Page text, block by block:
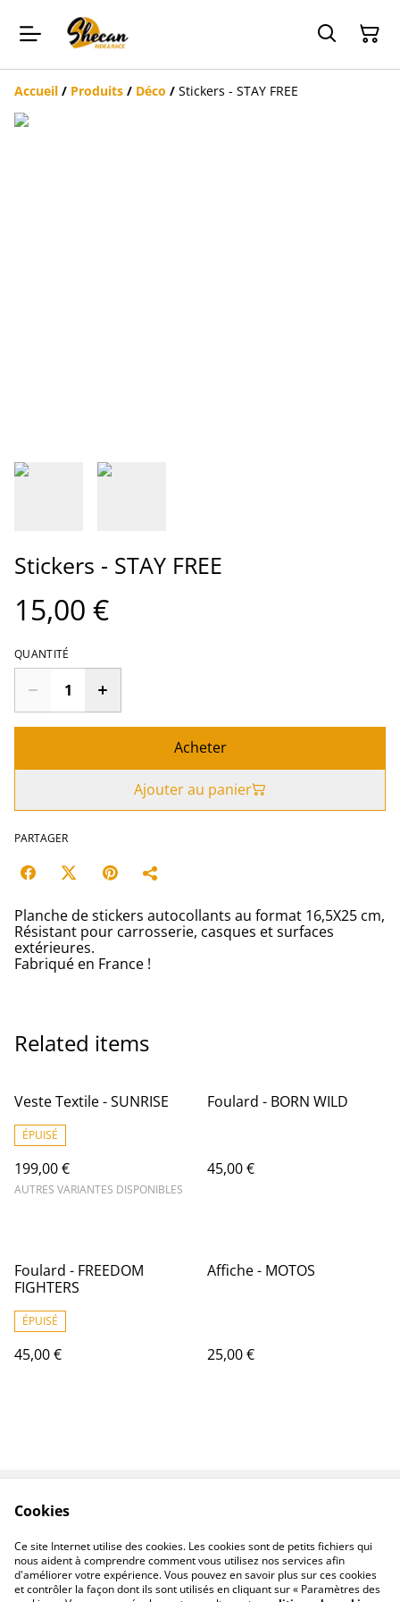
Accueil / Produits / Déco / Stickers - STAY FREE
Stickers - STAY FREE
15,00 €
QUANTITÉ
Acheter
Ajouter au panier
PARTAGER
Planche de stickers autocollants au format 16,5X25 cm,
Résistant pour carrosserie, casques et surfaces
extérieures.
Fabriqué en France !
Related items
Veste Textile - SUNRISE
ÉPUISÉ
199,00 €
AUTRES VARIANTES DISPONIBLES
Foulard - BORN WILD
45,00 €
Foulard - FREEDOM
FIGHTERS
ÉPUISÉ
45,00 €
Affiche - MOTOS
25,00 €
Politique de
confidentialité
Politique de cookies
Cookies
Ce site Internet utilise des cookies. Les cookies sont de petits fichiers qui
nous aident à comprendre comment vous utilisez nos services afin
d'améliorer votre expérience. Vous pouvez en savoir plus sur ces cookies
et contrôler la façon dont ils sont utilisés en cliquant sur « Paramètres des